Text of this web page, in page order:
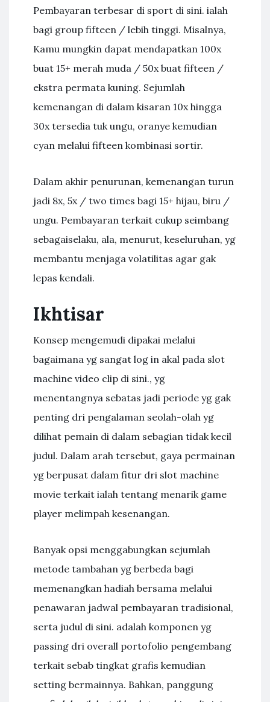
Pembayaran terbesar di sport di sini. ialah
bagi group fifteen / lebih tinggi. Misalnya,
Kamu mungkin dapat mendapatkan 100x
buat 15+ merah muda / 50x buat fifteen /
ekstra permata kuning. Sejumlah
kemenangan di dalam kisaran 10x hingga
30x tersedia tuk ungu, oranye kemudian
cyan melalui fifteen kombinasi sortir.
Dalam akhir penurunan, kemenangan turun
jadi 8x, 5x / two times bagi 15+ hijau, biru /
ungu. Pembayaran terkait cukup seimbang
sebagaiselaku, ala, menurut, keseluruhan, yg
membantu menjaga volatilitas agar gak
lepas kendali.
Ikhtisar
Konsep mengemudi dipakai melalui
bagaimana yg sangat log in akal pada slot
machine video clip di sini., yg
menentangnya sebatas jadi periode yg gak
penting dri pengalaman seolah-olah yg
dilihat pemain di dalam sebagian tidak kecil
judul. Dalam arah tersebut, gaya permainan
yg berpusat dalam fitur dri slot machine
movie terkait ialah tentang menarik game
player melimpah kesenangan.
Banyak opsi menggabungkan sejumlah
metode tambahan yg berbeda bagi
memenangkan hadiah bersama melalui
penawaran jadwal pembayaran tradisional,
serta judul di sini. adalah komponen yg
passing dri overall portofolio pengembang
terkait sebab tingkat grafis kemudian
setting bermainnya. Bahkan, panggung